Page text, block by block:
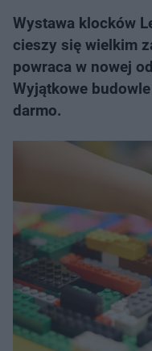
Wystawa klocków
cieszy się wielkim
powraca w nowej
Wyjątkowe
darmo.